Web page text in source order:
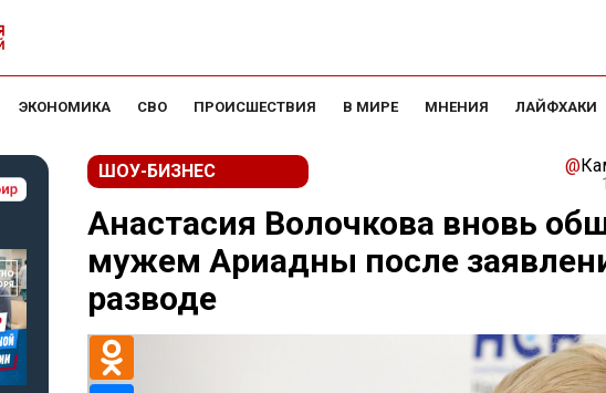
ЭКОНОМИКА СВО ПРОИСШЕСТВИЯ В МИРЕ МНЕНИЯ ЛАЙФХАКИ
ШОУ-БИЗНЕС @
Анастасия Волочкова вновь
мужем Ариадны после
разводе